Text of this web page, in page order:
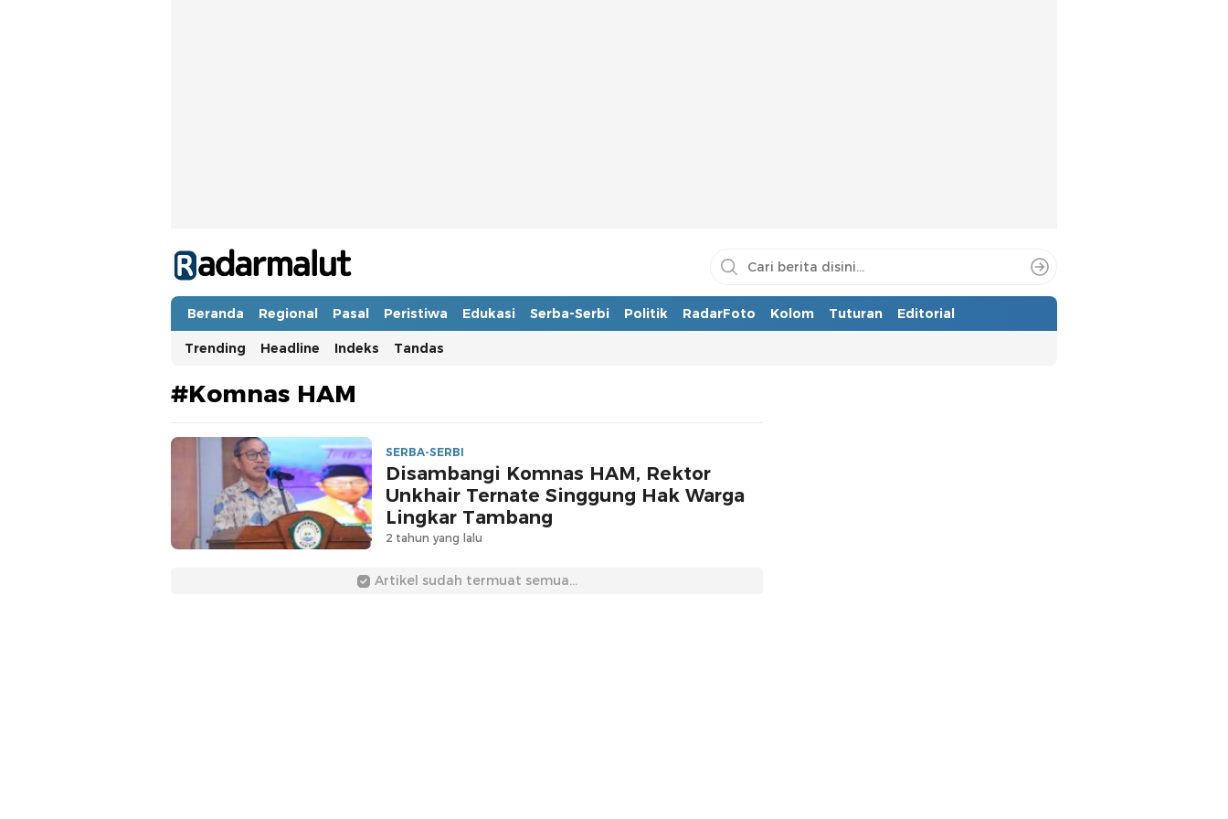
Radar Malut
Bacaan Nyindir
Beranda Regional Pasal Peristiwa Edukasi Serba-Serbi Politik RadarFoto Kolom Tuturan Editorial
Trending Headline Indeks Tandas
#Komnas HAM
SERBA-SERBI
Disambangi Komnas HAM, Rektor
Unkhair Ternate Singgung Hak Warga
Lingkar Tambang
2 tahun yang lalu
Artikel sudah termuat semua...